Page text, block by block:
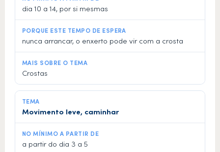
dia 10 a 14, por si mesmas
nunca arrancar, o enxerto pode vir com a crosta
Crostas
Movimento leve, caminhar
a partir do dia 3 a 5